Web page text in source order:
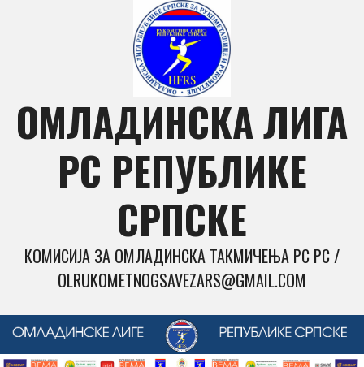
ОМЛАДИНСКА ЛИГА
РС РЕПУБЛИКЕ
СРПСКЕ
КОМИСИЈА ЗА ОМЛАДИНСКА ТАКМИЧЕЊА РС РС /
OLRUKOMETNOGSAVEZARS@GMAIL.COM